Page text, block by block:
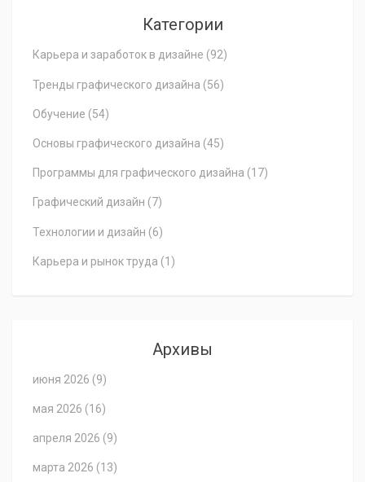
Категории
Карьера и заработок в дизайне (92)
Тренды графического дизайна (56)
Обучение (54)
Основы графического дизайна (45)
Программы для графического дизайна (17)
Графический дизайн (7)
Технологии и дизайн (6)
Карьера и рынок труда (1)
Архивы
июня 2026 (9)
мая 2026 (16)
апреля 2026 (9)
марта 2026 (13)